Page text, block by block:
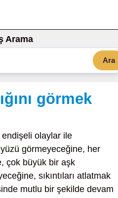
Arama
Ara
görmek
olaylar ile
görmeyeceğine, her
çok büyük bir aşk
sıkıntıları atlatmak
mutlu bir şekilde devam